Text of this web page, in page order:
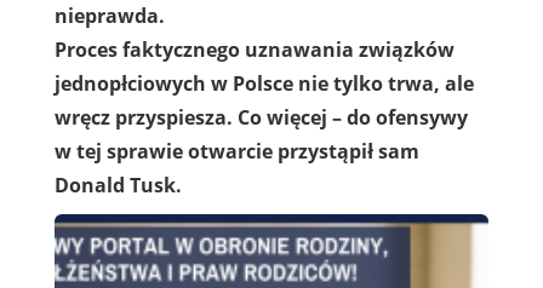
nieprawda.
Proces faktycznego uznawania związków
jednopłciowych w Polsce nie tylko trwa, ale
wręcz przyspiesza. Co więcej – do ofensywy
w tej sprawie otwarcie przystąpił sam
Donald Tusk.